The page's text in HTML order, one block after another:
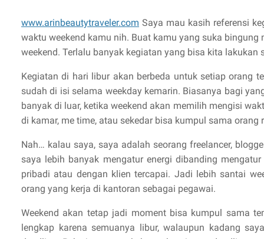
www.arinbeautytraveler.com Saya mau kasih referensi
waktu weekend kamu nih. Buat kamu yang suka
weekend. Terlalu banyak kegiatan yang bisa kita lakukan
Kegiatan di hari libur akan berbeda untuk setiap orang
sudah di isi selama weekday kemarin. Biasanya bagi
banyak di luar, ketika weekend akan memilih mengisi
di kamar, me time, atau sekedar bisa kumpul sama orang
Nah… kalau saya, saya adalah seorang freelancer,
saya lebih banyak mengatur energi dibanding
pribadi atau dengan klien tercapai. Jadi lebih santai
orang yang kerja di kantoran sebagai pegawai.
Weekend akan tetap jadi moment bisa kumpul sama
lengkap karena semuanya libur, walaupun kadang